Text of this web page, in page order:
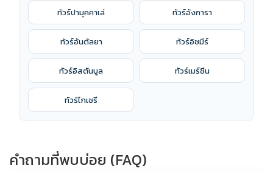
ทัวร์ปามุคคาเล่ ทัวร์อังการา
ทัวร์อันตัลยา ทัวร์อิซมีร์
ทัวร์อิสตันบูล ทัวร์เมร์ซีน
ทัวร์ไกเซรี
คำถามที่พบบ่อย (FAQ)